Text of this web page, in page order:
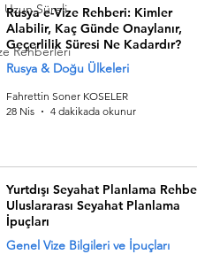
Uzun Süreli
Rehberleri
Rusya e-Vize Rehberi: Kimler
Alabilir, Kaç Günde Onaylanır,
Geçerlilik Süresi Ne Kadardır?
Rusya & Doğu Ülkeleri
Fahrettin Soner KOSELER
28 Nis
4 dakikada okunur
Yurtdışı Seyahat Planlama
Uluslararası Seyahat Planlama
İpuçları
Genel Vize Bilgileri ve İpuçları